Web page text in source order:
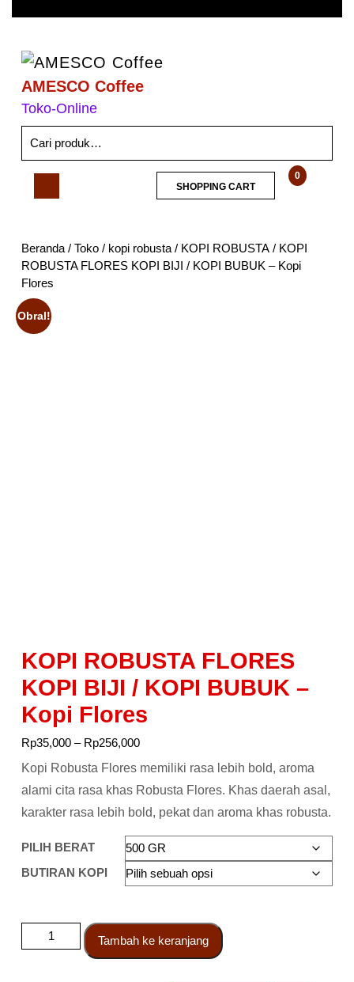
AMESCO Coffee
Toko-Online
0
SHOPPING CART
Beranda / Toko / kopi robusta / KOPI ROBUSTA / KOPI
ROBUSTA FLORES KOPI BIJI / KOPI BUBUK – Kopi
Flores
Obral!
KOPI ROBUSTA FLORES
KOPI BIJI / KOPI BUBUK –
Kopi Flores
Rp35,000 – Rp256,000
Kopi Robusta Flores memiliki rasa lebih bold, aroma
alami cita rasa khas Robusta Flores. Khas daerah asal,
karakter rasa lebih bold, pekat dan aroma khas robusta.
PILIH BERAT
BUTIRAN KOPI
Tambah ke keranjang